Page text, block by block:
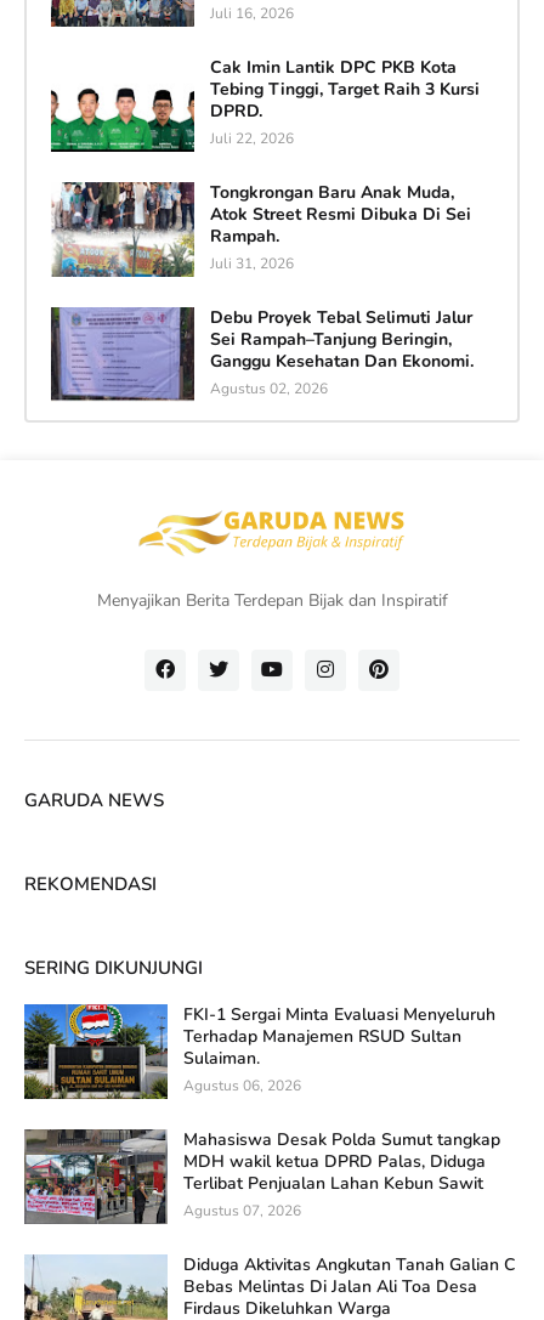
Juli 16, 2026
Cak Imin Lantik DPC PKB Kota
Tebing Tinggi, Target Raih 3 Kursi
DPRD.
Juli 22, 2026
Tongkrongan Baru Anak Muda,
Atok Street Resmi Dibuka Di Sei
Rampah.
Juli 31, 2026
Debu Proyek Tebal Selimuti Jalur
Sei Rampah–Tanjung Beringin,
Ganggu Kesehatan Dan Ekonomi.
Agustus 02, 2026
Menyajikan Berita Terdepan Bijak dan Inspiratif
GARUDA NEWS
REKOMENDASI
SERING DIKUNJUNGI
FKI-1 Sergai Minta Evaluasi Menyeluruh
Terhadap Manajemen RSUD Sultan
Sulaiman.
Agustus 06, 2026
Mahasiswa Desak Polda Sumut tangkap
MDH wakil ketua DPRD Palas, Diduga
Terlibat Penjualan Lahan Kebun Sawit
Agustus 07, 2026
Diduga Aktivitas Angkutan Tanah Galian C
Bebas Melintas Di Jalan Ali Toa Desa
Firdaus Dikeluhkan Warga